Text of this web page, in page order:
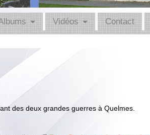
Vidéos
Contact
des deux grandes guerres à Quelmes.